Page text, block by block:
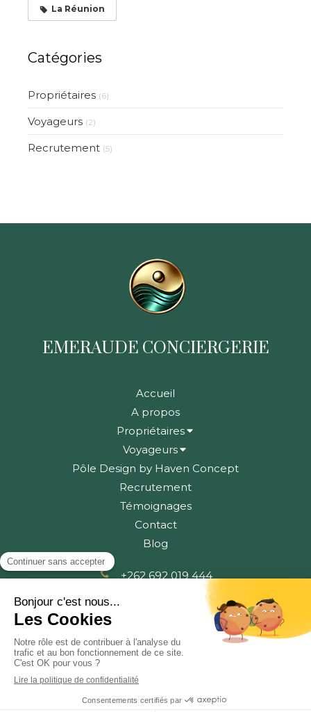
La Réunion
Catégories
Propriétaires (6)
Voyageurs (2)
Recrutement (5)
EMERAUDE CONCIERGERIE
Accueil
A propos
Propriétaires
Voyageurs
Pôle Design by Haven Concept
Recrutement
Témoignages
Contact
Blog
+262 692 019 444
contact@emeraude-conciergerie.com
Mentions légales
Conditions Générales d'Utilisation
Politique de confidentialité